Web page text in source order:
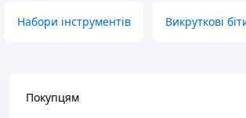
Набори інструментів Викруткові
Покупцям